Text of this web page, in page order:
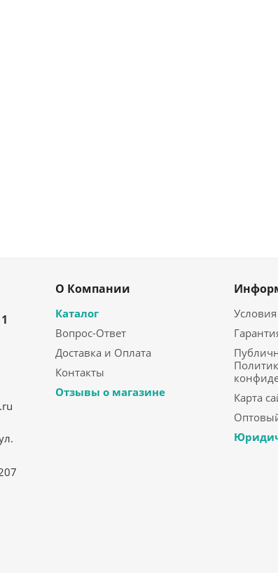
О Компании
Каталог
Вопрос-Ответ
Доставка и Оплата
Контакты
Отзывы о магазине
Карта